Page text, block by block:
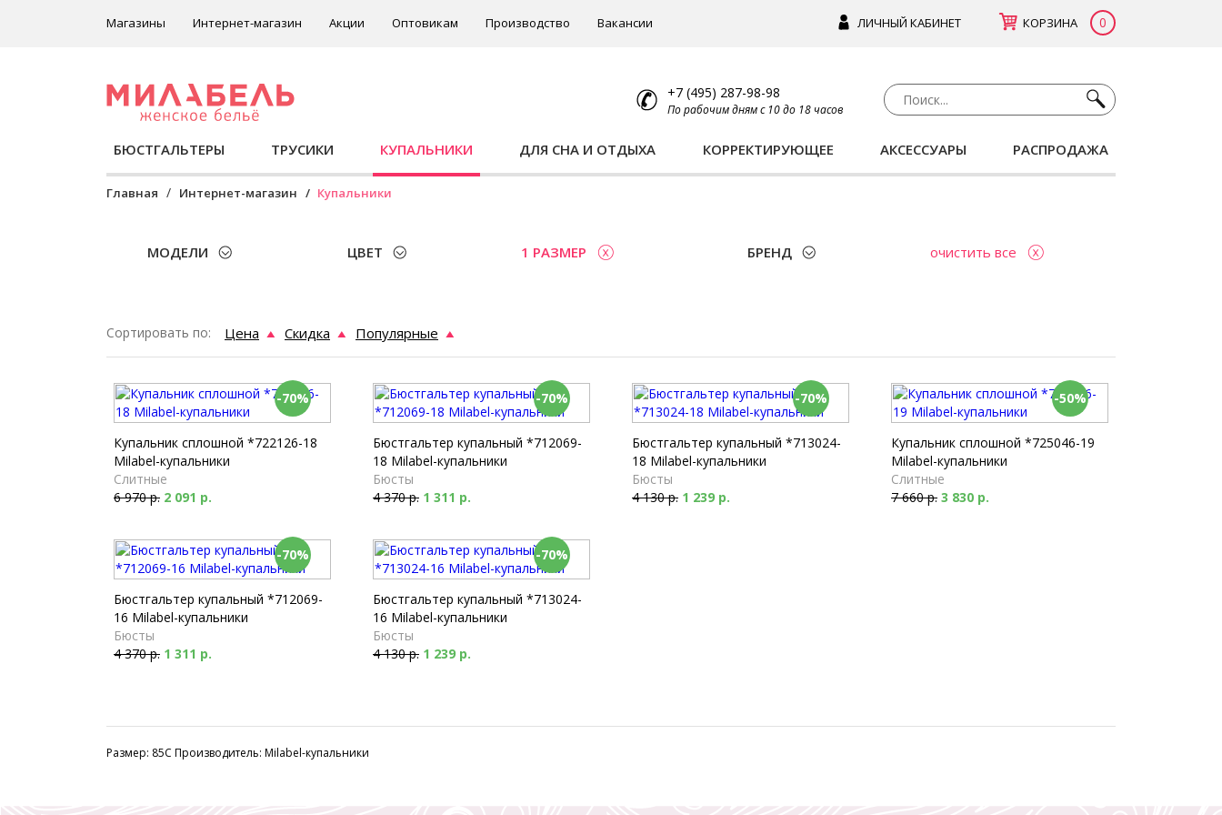
ЛИЧНЫЙ КАБИНЕТ КОРЗИНА 0
Магазины Интернет-магазин Акции Оптовикам Производство Вакансии
+7 (495) 287-98-98
По рабочим дням с 10 до 18 часов
БЮСТГАЛЬТЕРЫ ТРУСИКИ КУПАЛЬНИКИ ДЛЯ СНА И ОТДЫХА КОРРЕКТИРУЮЩЕЕ АКСЕССУАРЫ РАСПРОДАЖА
Главная Интернет-магазин Купальники
МОДЕЛИ ЦВЕТ 1 РАЗМЕР БРЕНД очистить все
Сортировать по: Цена Скидка Популярные
-70%
Купальник сплошной *722126-18
Milabel-купальники
Слитные
6 970 р. 2 091 р.
-70%
Бюстгальтер купальный *712069-
18 Milabel-купальники
Бюсты
4 370 р. 1 311 р.
-70%
Бюстгальтер купальный *713024-
18 Milabel-купальники
Бюсты
4 130 р. 1 239 р.
-50%
Купальник сплошной *725046-19
Milabel-купальники
Слитные
7 660 р. 3 830 р.
-70%
Бюстгальтер купальный *712069-
16 Milabel-купальники
Бюсты
4 370 р. 1 311 р.
-70%
Бюстгальтер купальный *713024-
16 Milabel-купальники
Бюсты
4 130 р. 1 239 р.
Размер: 85C Производитель: Milabel-купальники